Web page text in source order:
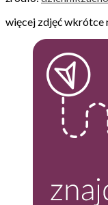
więcej zdjęć wkrótce